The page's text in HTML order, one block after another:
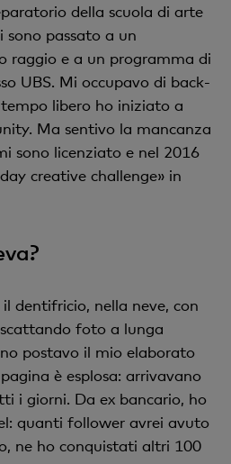
della scuola di arte
sono passato a un
raggio e a un programma di
UBS. Mi occupavo di back-
libero ho iniziato a
Ma sentivo la mancanza
sono licenziato e nel 2016
creative challenge» in
dentifricio, nella neve, con
foto a lunga
postavo il mio elaborato
è esplosa: arrivavano
i giorni. Da ex bancario, ho
quanti follower avrei avuto
ne ho conquistati altri 100